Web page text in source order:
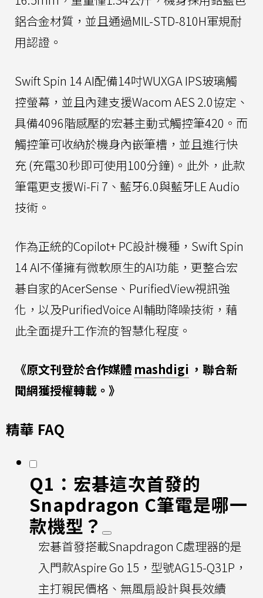
鋁合金材質，並且通過MIL-STD-810H軍規耐
用認證。
Swift Spin 14 AI配備14吋WUXGA IPS玻璃觸
控螢幕，並且內建支援Wacom AES 2.0協定、
具備4096階感壓的宏碁主動式觸控筆420。而
觸控筆可收納於機身內嵌筆槽，並且進行快
充 (充電30秒即可使用100分鐘)。此外，此款
筆電更支援Wi-Fi 7、藍牙6.0與藍牙LE Audio
技術。
作為正統的Copilot+ PC設計機種，Swift Spin
14 AI不僅擁有微軟原生的AI功能，更整合宏
碁自家的AcerSense、PurifiedView視訊強
化，以及PurifiedVoice AI輔助降噪技術，藉
此全面提升工作流的智慧化程度。
《原文刊登於合作媒體 mashdigi ，聯合新
聞網獲授權轉載。》
精華 FAQ
Q1：宏碁這次首發的
Snapdragon C筆電是哪一
款機型？
宏碁首發搭載Snapdragon C處理器的是
入門款Aspire Go 15，型號AG15-Q31P，
主打親民價格、無風扇設計與長效續